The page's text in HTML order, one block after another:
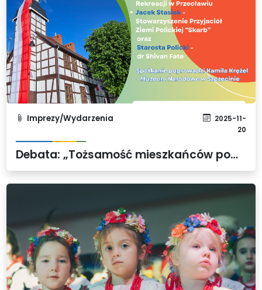
Imprezy/Wydarzenia
2025-11-
20
Debata: „Tożsamość mieszkańców powiatu polickiego”